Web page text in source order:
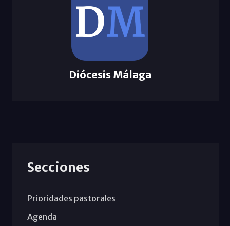
Diócesis Málaga
Secciones
Prioridades pastorales
Agenda